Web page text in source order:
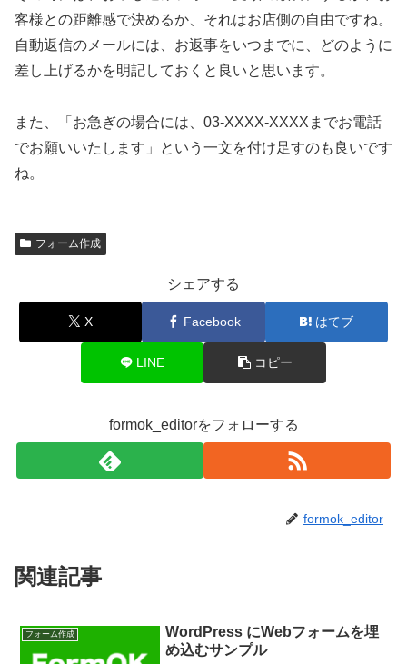
客様との距離感で決めるか、それはお店側の自由ですね。
自動返信のメールには、お返事をいつまでに、どのように
差し上げるかを明記しておくと良いと思います。
また、「お急ぎの場合には、03-XXXX-XXXXまでお電話
でお願いいたします」という一文を付け足すのも良いです
ね。
フォーム作成
シェアする
X Facebook はてブ
LINE コピー
formok_editorをフォローする
formok_editor
関連記事
フォーム作成
WordPress にWebフォームを埋
め込むサンプル